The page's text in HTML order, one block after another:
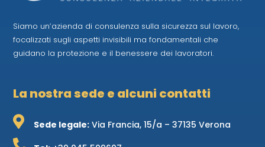
Siamo un’azienda di consulenza sulla sicurezza sul lavoro,
focalizzati sugli aspetti invisibili ma fondamentali che
guidano la protezione e il benessere dei lavoratori.
La nostra sede e alcuni contatti
Sede legale: Via Francia, 15/a – 37135 Verona
